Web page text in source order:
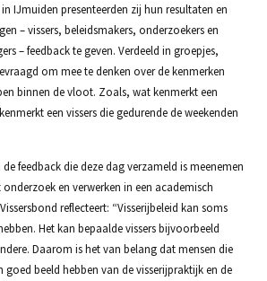
IJmuiden presenteerden zij hun resultaten en
– vissers, beleidsmakers, onderzoekers en
– feedback te geven. Verdeeld in groepjes,
om mee te denken over de kenmerken
binnen de vloot. Zoals, wat kenmerkt een
een vissers die gedurende de weekenden
feedback die deze dag verzameld is meenemen
en verwerken in een academisch
reflecteert: “Visserijbeleid kan soms
Het kan bepaalde vissers bijvoorbeeld
Daarom is het van belang dat mensen die
goed beeld hebben van de visserijpraktijk en de